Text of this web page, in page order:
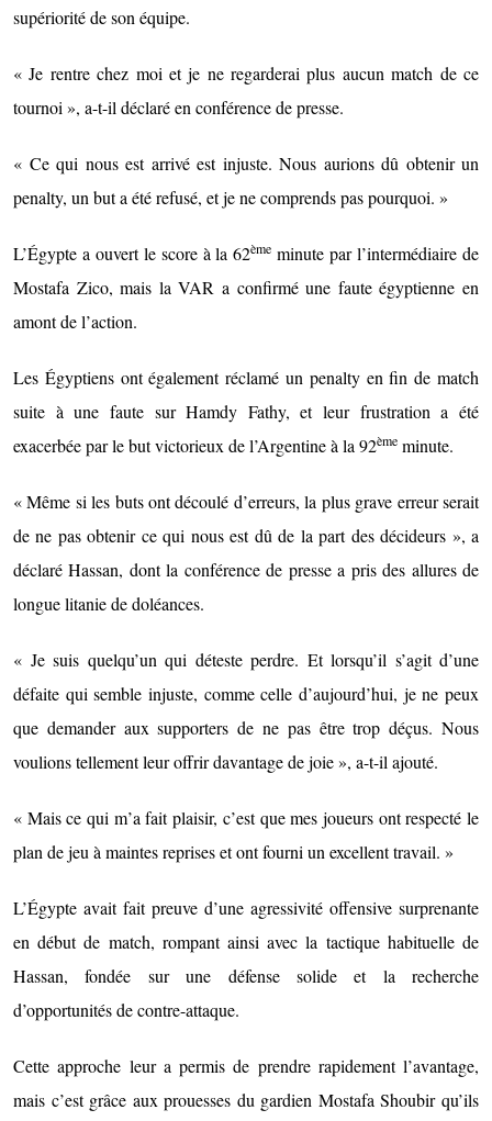
supériorité de son équipe.
« Je rentre chez moi et je ne regarderai plus aucun match de ce
tournoi », a-t-il déclaré en conférence de presse.
« Ce qui nous est arrivé est injuste. Nous aurions dû obtenir un
penalty, un but a été refusé, et je ne comprends pas pourquoi. »
L’Égypte a ouvert le score à la 62ème minute par l’intermédiaire de
Mostafa Zico, mais la VAR a confirmé une faute égyptienne en
amont de l’action.
Les Égyptiens ont également réclamé un penalty en fin de match
suite à une faute sur Hamdy Fathy, et leur frustration a été
exacerbée par le but victorieux de l’Argentine à la 92ème minute.
« Même si les buts ont découlé d’erreurs, la plus grave erreur serait
de ne pas obtenir ce qui nous est dû de la part des décideurs », a
déclaré Hassan, dont la conférence de presse a pris des allures de
longue litanie de doléances.
« Je suis quelqu’un qui déteste perdre. Et lorsqu’il s’agit d’une
défaite qui semble injuste, comme celle d’aujourd’hui, je ne peux
que demander aux supporters de ne pas être trop déçus. Nous
voulions tellement leur offrir davantage de joie », a-t-il ajouté.
« Mais ce qui m’a fait plaisir, c’est que mes joueurs ont respecté le
plan de jeu à maintes reprises et ont fourni un excellent travail. »
L’Égypte avait fait preuve d’une agressivité offensive surprenante
en début de match, rompant ainsi avec la tactique habituelle de
Hassan, fondée sur une défense solide et la recherche
d’opportunités de contre-attaque.
Cette approche leur a permis de prendre rapidement l’avantage,
mais c’est grâce aux prouesses du gardien Mostafa Shoubir qu’ils